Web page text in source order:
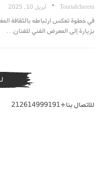
TouriaIcherem أبريل 10, 2025
في خطوة تعكس ارتباطه بالثقافة
بزيارة إلى المعرض الفني للفنان…
للاتصال بنا+212614999191